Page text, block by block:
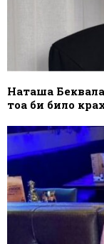
Наташа
тоа би било